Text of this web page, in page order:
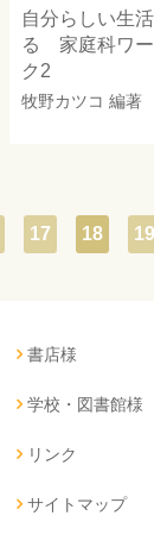
自分らしい生活
る 家庭科ワー
ク2
牧野カツコ 編著
17 18 19
書店様
学校・図書館様
リンク
サイトマップ